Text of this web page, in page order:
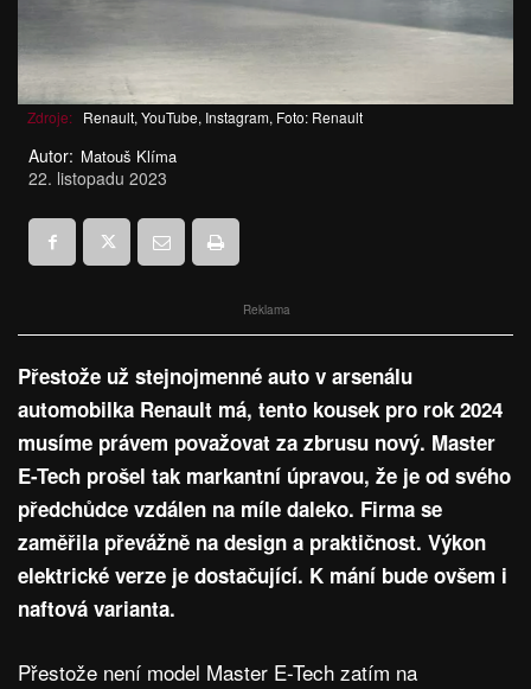
Zdroje: Renault, YouTube, Instagram, Foto: Renault
Autor: Matouš Klíma
22. listopadu 2023
Reklama
Přestože už stejnojmenné auto v arsenálu
automobilka Renault má, tento kousek pro rok 2024
musíme právem považovat za zbrusu nový. Master
E-Tech prošel tak markantní úpravou, že je od svého
předchůdce vzdálen na míle daleko. Firma se
zaměřila převážně na design a praktičnost. Výkon
elektrické verze je dostačující. K mání bude ovšem i
naftová varianta.
Přestože není model Master E-Tech zatím na